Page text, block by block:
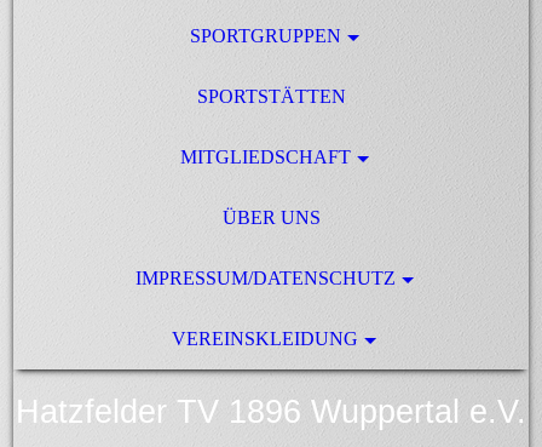
SPORTGRUPPEN
SPORTSTÄTTEN
MITGLIEDSCHAFT
ÜBER UNS
IMPRESSUM/DATENSCHUTZ
VEREINSKLEIDUNG
Hatzfelder TV 1896 Wuppertal e.V.